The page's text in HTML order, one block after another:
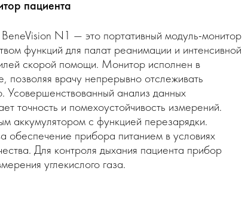
пациента
N1 — это портативный модуль-монитор
функций для палат реанимации и интенсивной
скорой помощи. Монитор исполнен в
позволяя врачу непрерывно отслеживать
Усовершенствованный анализ данных
точность и помехоустойчивость измерений.
аккумулятором с функцией перезарядки.
обеспечение прибора питанием в условиях
Для контроля дыхания пациента прибор
углекислого газа.